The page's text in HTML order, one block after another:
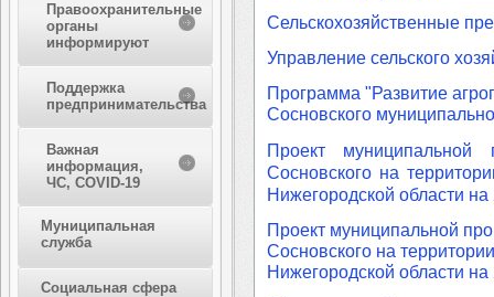
Правоохранительные
органы
информируют
Поддержка
предпринимательства
Важная
информация,
ЧС, COVID-19
Муниципальная
служба
Социальная сфера
Сельскохозяйственные
Управление сельского
Программа "Развитие
Сосновского
Проект
Сосновского на
Нижегородской области на
Проект муниципальной
Сосновского на
Нижегородской области на